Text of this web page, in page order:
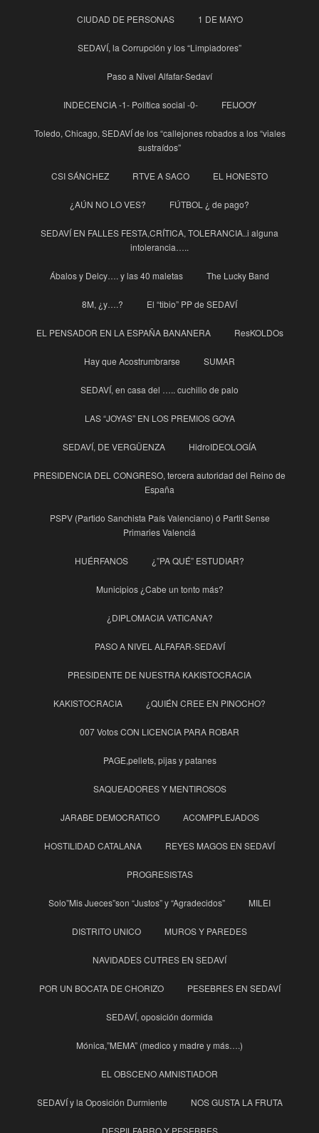
CIUDAD DE PERSONAS 1 DE MAYO
SEDAVÍ, la Corrupción y los “Limpiadores”
Paso a Nivel Alfafar-Sedaví
INDECENCIA -1- Política social -0- FEIJOOY
Toledo, Chicago, SEDAVÍ de los “callejones robados a los “viales
sustraídos”
CSI SÁNCHEZ RTVE A SACO EL HONESTO
¿AÚN NO LO VES? FÚTBOL ¿ de pago?
SEDAVÍ EN FALLES FESTA,CRÍTICA, TOLERANCIA..i alguna
intolerancia…..
Ábalos y Delcy…. y las 40 maletas The Lucky Band
8M, ¿y….? El “tibio” PP de SEDAVÍ
EL PENSADOR EN LA ESPAÑA BANANERA ResKOLDOs
Hay que Acostrumbrarse SUMAR
SEDAVÍ, en casa del ….. cuchillo de palo
LAS “JOYAS” EN LOS PREMIOS GOYA
SEDAVÍ, DE VERGÜENZA HidroIDEOLOGÍA
PRESIDENCIA DEL CONGRESO, tercera autoridad del Reino de
España
PSPV (Partido Sanchista País Valenciano) ó Partit Sense
Primaries Valenciá
HUÉRFANOS ¿”PA QUÉ” ESTUDIAR?
Municipios ¿Cabe un tonto más?
¿DIPLOMACIA VATICANA?
PASO A NIVEL ALFAFAR-SEDAVÍ
PRESIDENTE DE NUESTRA KAKISTOCRACIA
KAKISTOCRACIA ¿QUIÉN CREE EN PINOCHO?
007 Votos CON LICENCIA PARA ROBAR
PAGE,pellets, pijas y patanes
SAQUEADORES Y MENTIROSOS
JARABE DEMOCRATICO ACOMPPLEJADOS
HOSTILIDAD CATALANA REYES MAGOS EN SEDAVÍ
PROGRESISTAS
Solo”Mis Jueces”son “Justos” y “Agradecidos” MILEI
DISTRITO UNICO MUROS Y PAREDES
NAVIDADES CUTRES EN SEDAVÍ
POR UN BOCATA DE CHORIZO PESEBRES EN SEDAVÍ
SEDAVÍ, oposición dormida
Mónica,”MEMA” (medico y madre y más….)
EL OBSCENO AMNISTIADOR
SEDAVÍ y la Oposición Durmiente NOS GUSTA LA FRUTA
DESPILFARRO Y PESEBRES